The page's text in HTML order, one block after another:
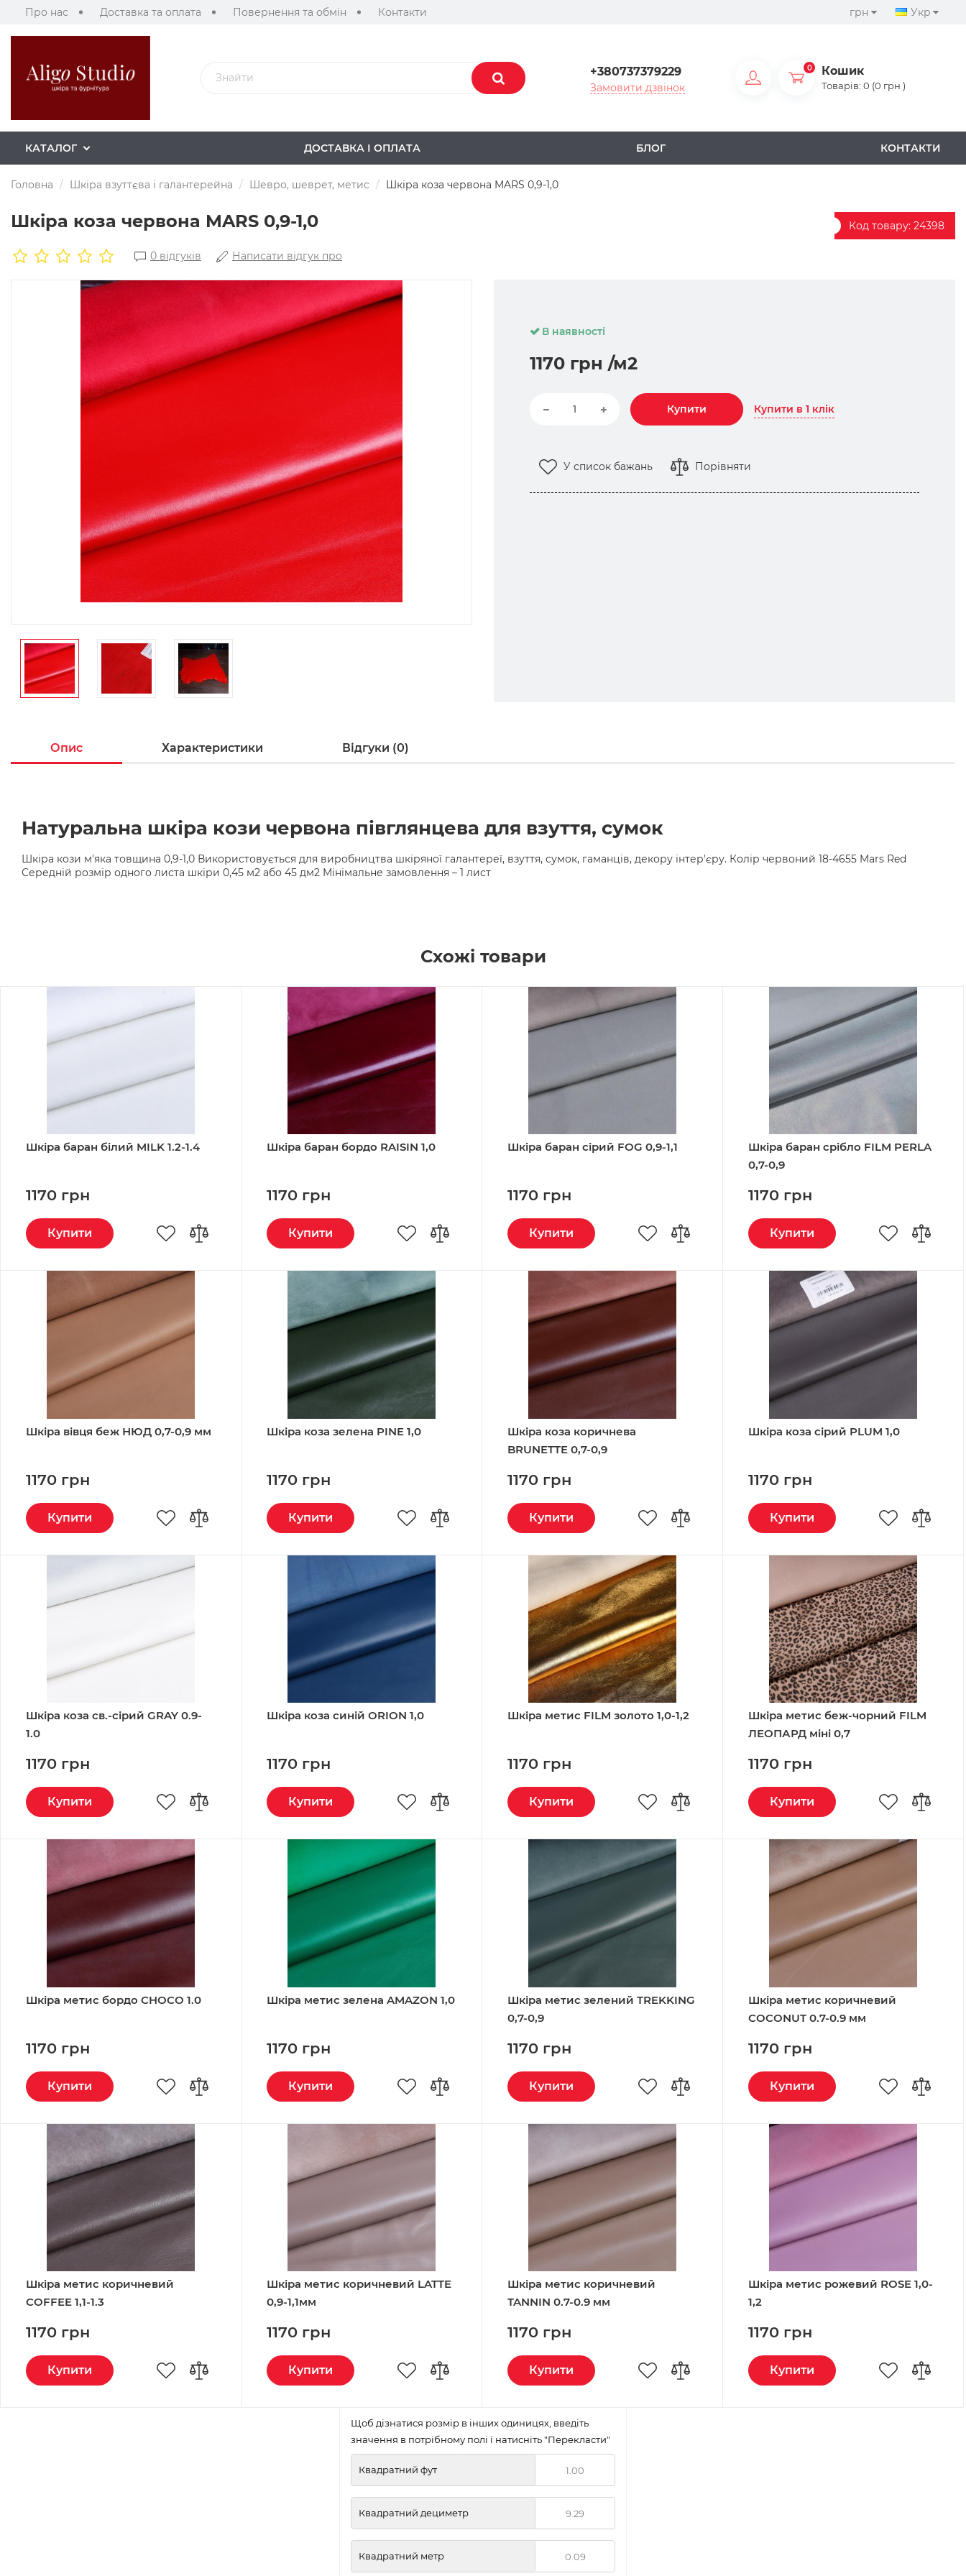
Про нас Доставка та оплата Повернення та обмін Контакти грн Укр
+380737379229
Замовити дзвінок
0 Кошик
Товарів: 0 (0 грн )
КАТАЛОГ ДОСТАВКА І ОПЛАТА БЛОГ КОНТАКТИ
Головна Шкіра взуттєва і галантерейна Шевро, шеврет, метис Шкіра коза червона MARS 0,9-1,0
Шкіра коза червона MARS 0,9-1,0
0 відгуків Написати відгук про
Код товару: 24398
В наявності
1170 грн /м2
Купити Купити в 1 клік
У список бажань Порівняти
Опис Характеристики Відгуки (0)
Натуральна шкіра кози червона півглянцева для взуття, сумок
Шкіра кози м'яка товщина 0,9-1,0 Використовується для виробництва шкіряної галантереї, взуття, сумок, гаманців, декору інтер'єру. Колір червоний 18-4655 Mars Red
Середній розмір одного листа шкіри 0,45 м2 або 45 дм2 Мінімальне замовлення – 1 лист
Схожі товари
Шкіра баран білий MILK 1.2-1.4
1170 грн
Купити
Шкіра баран бордо RAISIN 1,0
1170 грн
Купити
Шкіра баран сірий FOG 0,9-1,1
1170 грн
Купити
Шкіра баран срібло FILM PERLA
0,7-0,9
1170 грн
Купити
Шкіра вівця беж НЮД 0,7-0,9 мм
1170 грн
Купити
Шкіра коза зелена PINE 1,0
1170 грн
Купити
Шкіра коза коричнева
BRUNETTE 0,7-0,9
1170 грн
Купити
Шкіра коза сірий PLUM 1,0
1170 грн
Купити
Шкіра коза св.-сірий GRAY 0.9-
1.0
1170 грн
Купити
Шкіра коза синій ORION 1,0
1170 грн
Купити
Шкіра метис FILM золото 1,0-1,2
1170 грн
Купити
Шкіра метис беж-чорний FILM
ЛЕОПАРД міні 0,7
1170 грн
Купити
Шкіра метис бордо CHOCO 1.0
1170 грн
Купити
Шкіра метис зелена AMAZON 1,0
1170 грн
Купити
Шкіра метис зелений TREKKING
0,7-0,9
1170 грн
Купити
Шкіра метис коричневий
COCONUT 0.7-0.9 мм
1170 грн
Купити
Шкіра метис коричневий
COFFEE 1,1-1.3
1170 грн
Купити
Шкіра метис коричневий LATTE
0,9-1,1мм
1170 грн
Купити
Шкіра метис коричневий
TANNIN 0.7-0.9 мм
1170 грн
Купити
Шкіра метис рожевий ROSE 1,0-
1,2
1170 грн
Купити
Щоб дізнатися розмір в інших одиницях, введіть
значення в потрібному полі і натисніть "Перекласти"
Квадратний фут
Квадратний дециметр
Квадратний метр